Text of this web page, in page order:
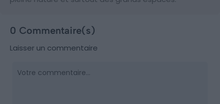
0 Commentaire(s)
Laisser un commentaire